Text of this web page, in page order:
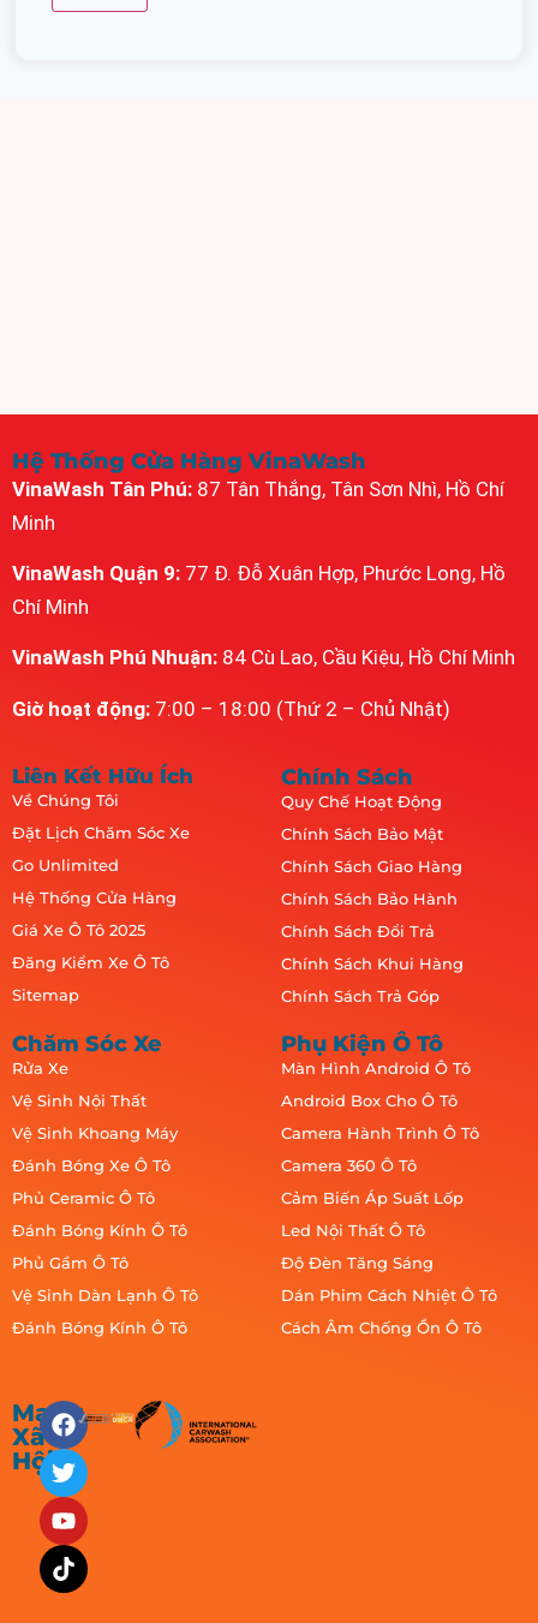
Hệ Thống Cửa Hàng VinaWash
VinaWash Tân Phú: 87 Tân Thắng, Tân Sơn Nhì, Hồ Chí
Minh
VinaWash Quận 9: 77 Đ. Đỗ Xuân Hợp, Phước Long, Hồ
Chí Minh
VinaWash Phú Nhuận: 84 Cù Lao, Cầu Kiệu, Hồ Chí Minh
Giờ hoạt động: 7:00 – 18:00 (Thứ 2 – Chủ Nhật)
Liên Kết Hữu Ích
Về Chúng Tôi
Đặt Lịch Chăm Sóc Xe
Go Unlimited
Hệ Thống Cửa Hàng
Giá Xe Ô Tô 2025
Đăng Kiểm Xe Ô Tô
Sitemap
Chính Sách
Quy Chế Hoạt Động
Chính Sách Bảo Mật
Chính Sách Giao Hàng
Chính Sách Bảo Hành
Chính Sách Đổi Trả
Chính Sách Khui Hàng
Chính Sách Trả Góp
Chăm Sóc Xe
Rửa Xe
Vệ Sinh Nội Thất
Vệ Sinh Khoang Máy
Đánh Bóng Xe Ô Tô
Phủ Ceramic Ô Tô
Đánh Bóng Kính Ô Tô
Phủ Gầm Ô Tô
Vệ Sinh Dàn Lạnh Ô Tô
Đánh Bóng Kính Ô Tô
Phụ Kiện Ô Tô
Màn Hình Android Ô Tô
Android Box Cho Ô Tô
Camera Hành Trình Ô Tô
Camera 360 Ô Tô
Cảm Biến Áp Suất Lốp
Led Nội Thất Ô Tô
Độ Đèn Tăng Sáng
Dán Phim Cách Nhiệt Ô Tô
Cách Âm Chống Ồn Ô Tô
Mạng
Xã
Hội